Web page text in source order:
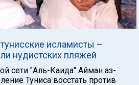
исламисты –
нудистских пляжей
сети "Аль-Каида" Айман аз-
Туниса восстать против